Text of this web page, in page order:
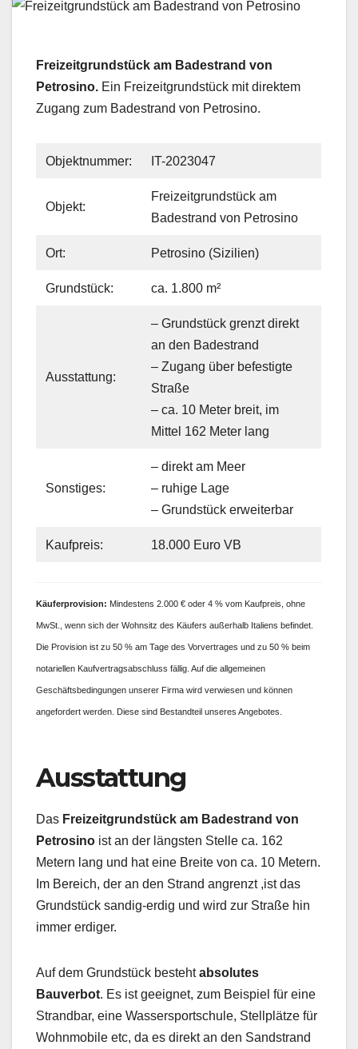
Freizeitgrundstück am Badestrand von
Petrosino. Ein Freizeitgrundstück mit direktem
Zugang zum Badestrand von Petrosino.
Objektnummer: IT-2023047
Objekt:
Freizeitgrundstück am
Badestrand von Petrosino
Ort: Petrosino (Sizilien)
Grundstück: ca. 1.800 m²
Ausstattung:
– Grundstück grenzt direkt
an den Badestrand
– Zugang über befestigte
Straße
– ca. 10 Meter breit, im
Mittel 162 Meter lang
Sonstiges:
– direkt am Meer
– ruhige Lage
– Grundstück erweiterbar
Kaufpreis: 18.000 Euro VB
Käuferprovision: Mindestens 2.000 € oder 4 % vom Kaufpreis, ohne
MwSt., wenn sich der Wohnsitz des Käufers außerhalb Italiens befindet.
Die Provision ist zu 50 % am Tage des Vorvertrages und zu 50 % beim
notariellen Kaufvertragsabschluss fällig. Auf die allgemeinen
Geschäftsbedingungen unserer Firma wird verwiesen und können
angefordert werden. Diese sind Bestandteil unseres Angebotes.
Ausstattung
Das Freizeitgrundstück am Badestrand von
Petrosino ist an der längsten Stelle ca. 162
Metern lang und hat eine Breite von ca. 10 Metern.
Im Bereich, der an den Strand angrenzt ,ist das
Grundstück sandig-erdig und wird zur Straße hin
immer erdiger.
Auf dem Grundstück bestehtabsolutes
Bauverbot. Es ist geeignet, zum Beispiel für eine
Strandbar, eine Wassersportschule, Stellplätze für
Wohnmobile etc, da es direkt an den Sandstrand